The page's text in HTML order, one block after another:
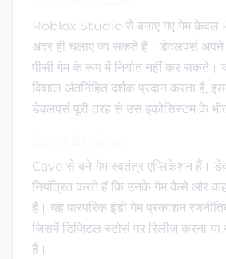
Roblox Studio से बनाए गए गेम केवल
अंदर ही चलाए जा सकते हैं। डेवलपर्स
पीसी गेम के रूप में निर्यात नहीं कर
विशाल अंतर्निहित दर्शक प्रदान करता है,
डेवलपर्स पूरी तरह से उस इकोसिस्टम के
Cave से बने गेम स्वतंत्र एप्लिकेशन हैं।
नियंत्रित करते हैं कि उनके गेम कैसे और
हैं। यह पारंपरिक इंडी गेम प्रकाशन
जिसमें डिजिटल स्टोर्स पर रिलीज़ करना
है।